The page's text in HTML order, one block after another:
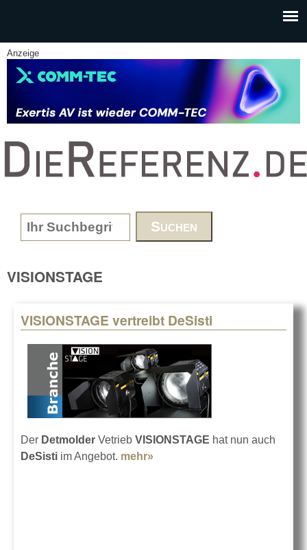
Anzeige
www.DieReferenz.de
Search form
VISIONSTAGE
VISIONSTAGE vertreibt DeSisti
Der Detmolder Vetrieb VISIONSTAGE hat nun auch
DeSisti im Angebot. mehr»